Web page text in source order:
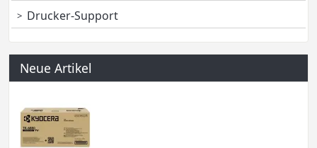
Drucker-Support
Neue Artikel